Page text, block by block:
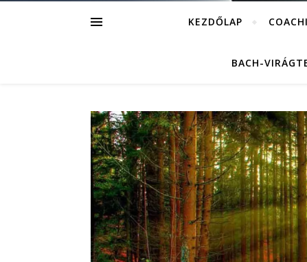
KEZDŐLAP
BACH-